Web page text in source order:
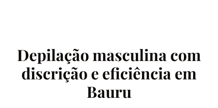
Depilação masculina com
discrição e eficiência em
Bauru